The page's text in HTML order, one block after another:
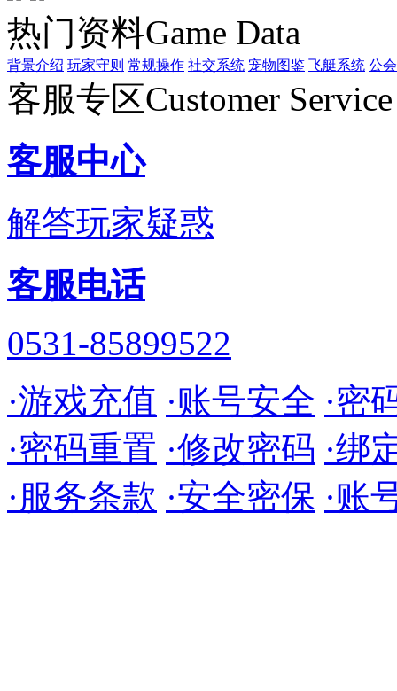
热门资料Game Data
背景介绍 玩家守则 常规操作 社交系统 宠物图鉴 飞艇系统 公
客服专区Customer Service
客服中心
解答玩家疑惑
客服电话
0531-85899522
·游戏充值 ·账号安全 ·密
·密码重置 ·修改密码 ·绑
·服务条款 ·安全密保 ·账